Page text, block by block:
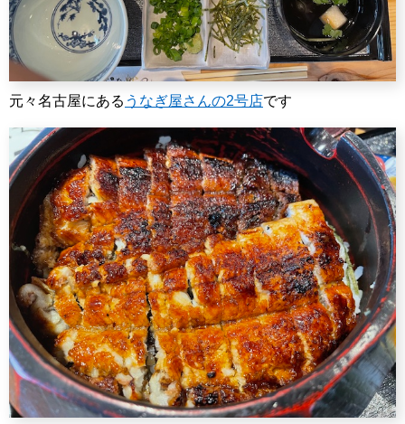
元々名古屋にある うなぎ屋さんの2号店です